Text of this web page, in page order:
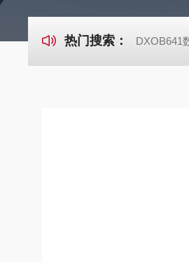
热门搜索： DXOB641